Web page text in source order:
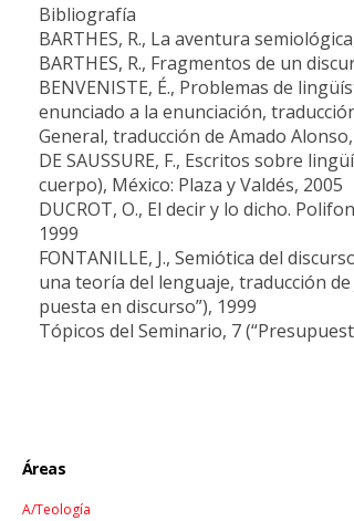
Bibliografía
BARTHES, R., La aventura
BARTHES, R., Fragmentos de un
BENVENISTE, É., Problemas de
enunciado a la enunciación,
General, traducción de Amado
DE SAUSSURE, F., Escritos sobre
cuerpo), México: Plaza y Valdés, 2005
DUCROT, O., El decir y lo dicho.
1999
FONTANILLE, J., Semiótica del
una teoría del lenguaje, traducción
puesta en discurso”), 1999
Tópicos del Seminario, 7
Áreas
A/Teología